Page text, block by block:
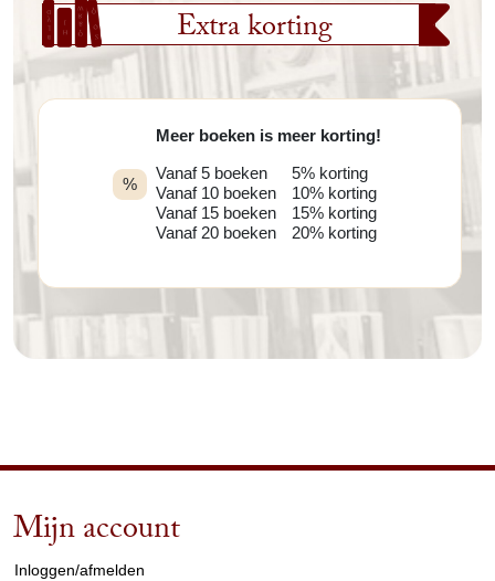
Extra korting
%
Meer boeken is meer korting!
Vanaf 5 boeken
Vanaf 10 boeken
Vanaf 15 boeken
Vanaf 20 boeken
5% korting
10% korting
15% korting
20% korting
Mijn account
Inloggen/afmelden